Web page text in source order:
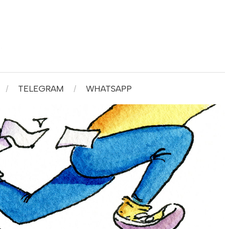
TELEGRAM WHATSAPP